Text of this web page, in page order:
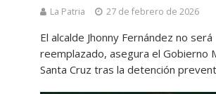
La Patria 27 de febrero de 2026
El alcalde Jhonny Fernández no será
reemplazado, asegura el Gobierno
Santa Cruz tras la detención